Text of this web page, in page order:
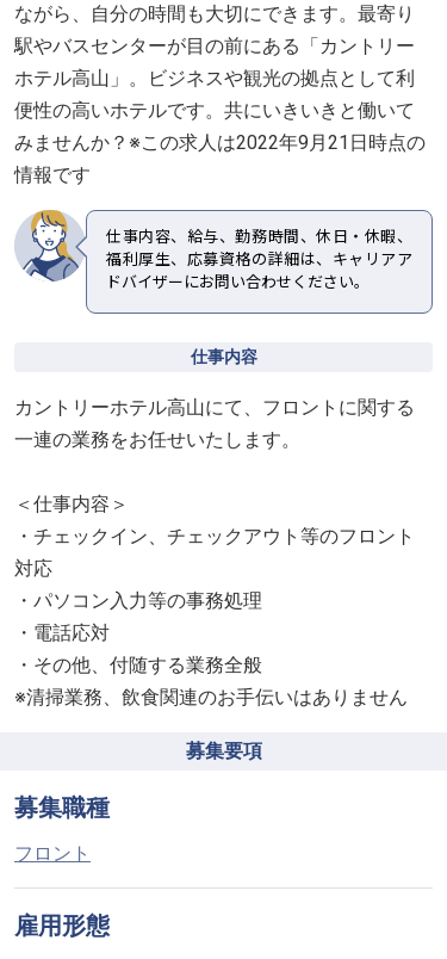
ながら、自分の時間も大切にできます。最寄り
駅やバスセンターが目の前にある「カントリー
ホテル高山」。ビジネスや観光の拠点として利
便性の高いホテルです。共にいきいきと働いて
みませんか？※この求人は2022年9月21日時点の
情報です
仕事内容、給与、勤務時間、休日・休暇、
福利厚生、応募資格の詳細は、キャリアア
ドバイザーにお問い合わせください。
仕事内容
カントリーホテル高山にて、フロントに関する
一連の業務をお任せいたします。
＜仕事内容＞
・チェックイン、チェックアウト等のフロント
対応
・パソコン入力等の事務処理
・電話応対
・その他、付随する業務全般
※清掃業務、飲食関連のお手伝いはありません
募集要項
募集職種
フロント
雇用形態